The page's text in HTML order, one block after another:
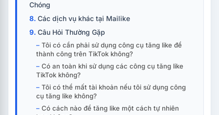
Chóng
Các dịch vụ khác tại Mailike
Câu Hỏi Thường Gặp
Tôi có cần phải sử dụng công cụ tăng like để
thành công trên TikTok không?
Có an toàn khi sử dụng các công cụ tăng like
TikTok không?
Tôi có thể mất tài khoản nếu tôi sử dụng công
cụ tăng like không?
Có cách nào để tăng like một cách tự nhiên